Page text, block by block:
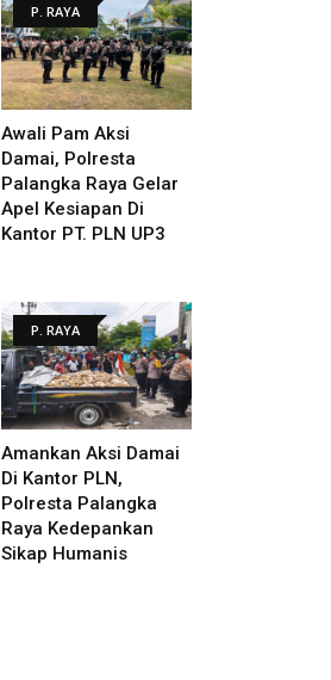
P. RAYA
Awali Pam Aksi
Damai, Polresta
Palangka Raya Gelar
Apel Kesiapan Di
Kantor PT. PLN UP3
P. RAYA
Amankan Aksi Damai
Di Kantor PLN,
Polresta Palangka
Raya Kedepankan
Sikap Humanis